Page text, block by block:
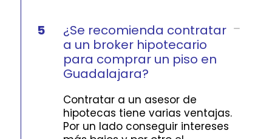
5
¿Se recomienda contratar
a un broker hipotecario
para comprar un piso en
Guadalajara?
Contratar a un asesor de
hipotecas tiene varias ventajas.
Por un lado conseguir intereses